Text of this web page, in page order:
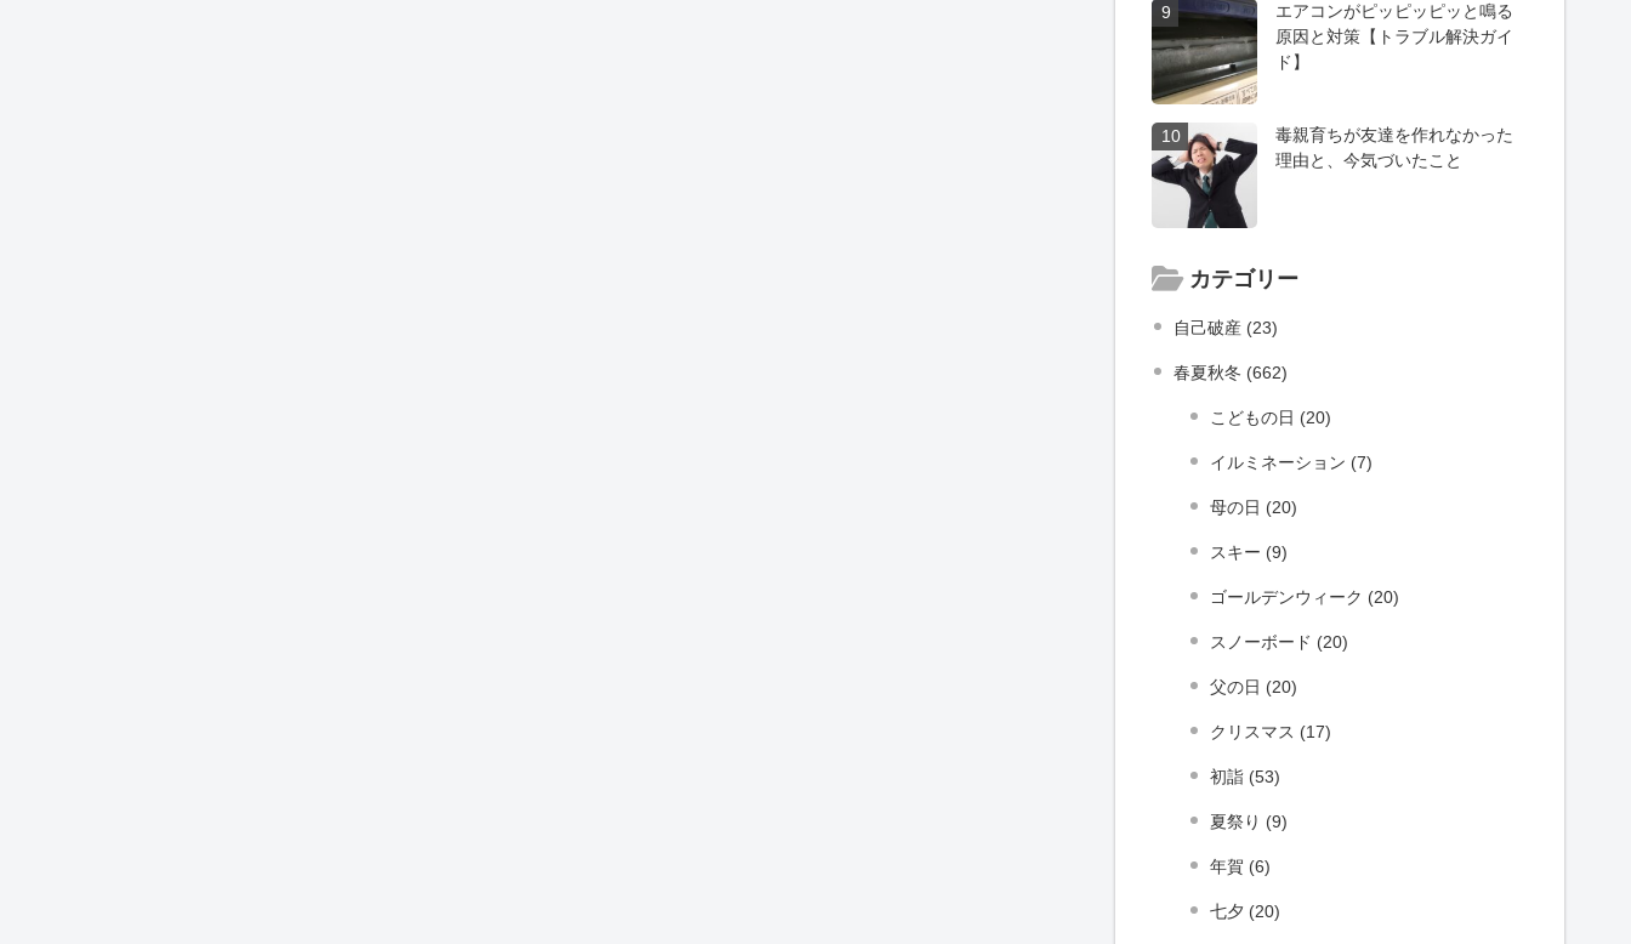
9
エアコンがピッピッピッと鳴る
原因と対策【トラブル解決ガイ
ド】
10
毒親育ちが友達を作れなかった
理由と、今気づいたこと
カテゴリー
自己破産 (23)
春夏秋冬 (662)
こどもの日 (20)
イルミネーション (7)
母の日 (20)
スキー (9)
ゴールデンウィーク (20)
スノーボード (20)
父の日 (20)
クリスマス (17)
初詣 (53)
夏祭り (9)
年賀 (6)
七夕 (20)